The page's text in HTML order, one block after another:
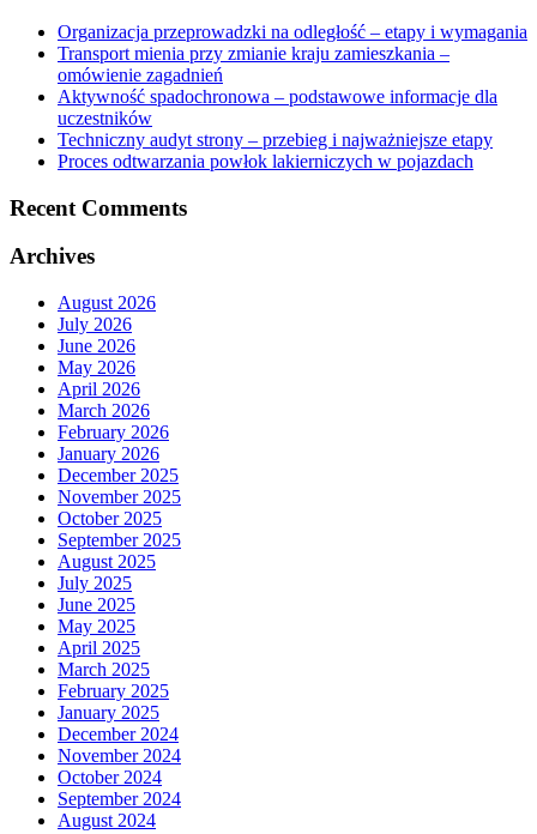
Organizacja przeprowadzki na odległość – etapy i wymagania
Transport mienia przy zmianie kraju zamieszkania –
omówienie zagadnień
Aktywność spadochronowa – podstawowe informacje dla
uczestników
Techniczny audyt strony – przebieg i najważniejsze etapy
Proces odtwarzania powłok lakierniczych w pojazdach
Recent Comments
Archives
August 2026
July 2026
June 2026
May 2026
April 2026
March 2026
February 2026
January 2026
December 2025
November 2025
October 2025
September 2025
August 2025
July 2025
June 2025
May 2025
April 2025
March 2025
February 2025
January 2025
December 2024
November 2024
October 2024
September 2024
August 2024